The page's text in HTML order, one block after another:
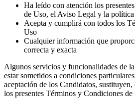
Ha leído con atención los
de Uso, el Aviso Legal y la
Acepta y cumplirá con todos los
Uso
Cualquier información que
correcta y exacta
Algunos servicios y funcionalidades de
estar sometidos a condiciones
aceptación de los Candidatos,
los presentes Términos y Condiciones de